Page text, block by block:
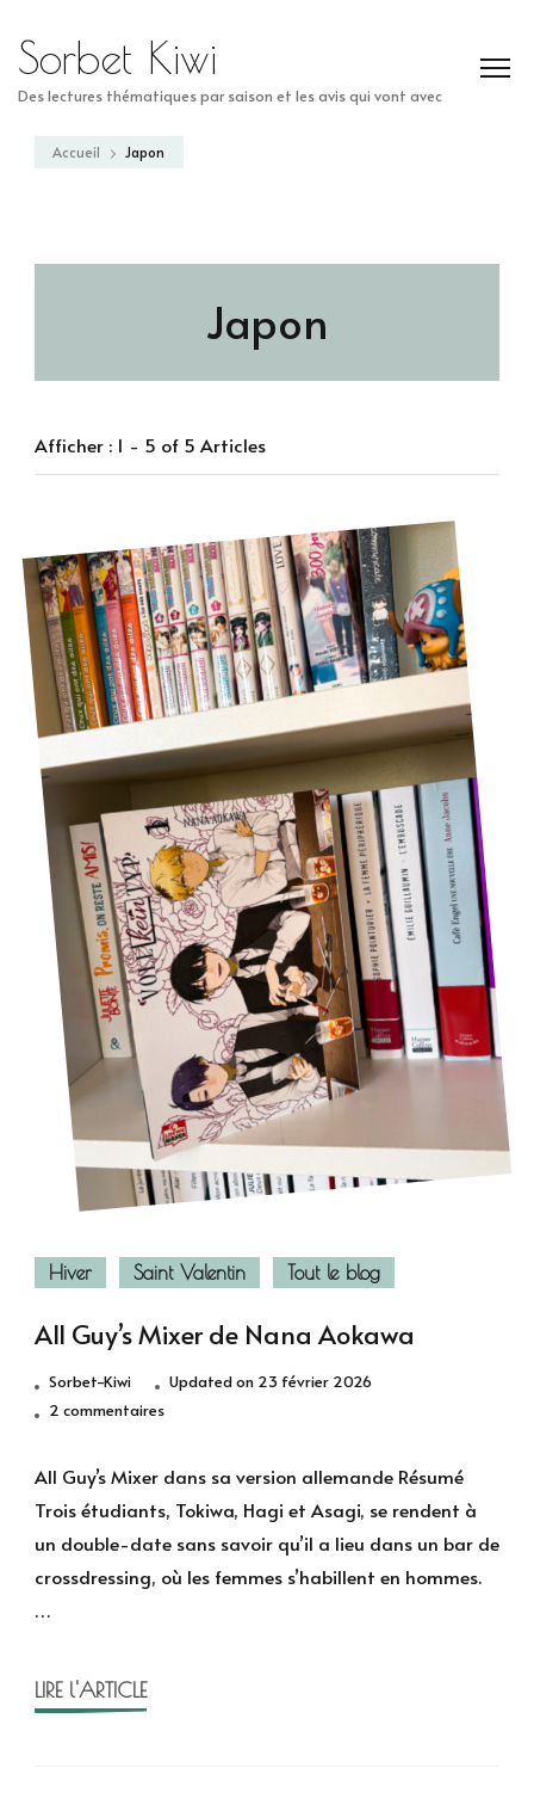
Sorbet Kiwi
Des lectures thématiques par saison et les avis qui vont avec
Accueil Japon
Japon
Afficher : 1 - 5 of 5 Articles
Hiver Saint Valentin Tout le blog
All Guy’s Mixer de Nana Aokawa
Sorbet-Kiwi Updated on 23 février 2026
2 commentairessur
Guy’s
Nana
Aokawa
All Guy’s Mixer dans sa version allemande Résumé
Trois étudiants, Tokiwa, Hagi et Asagi, se rendent à
un double-date sans savoir qu’il a lieu dans un bar de
crossdressing, où les femmes s’habillent en hommes.
…
LIRE l'ARTICLE